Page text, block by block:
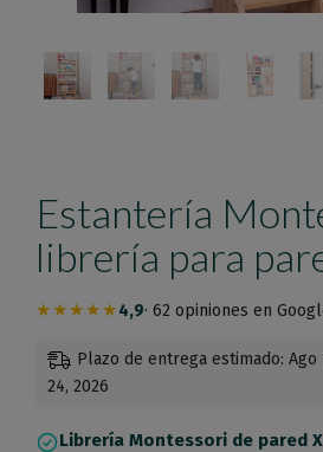
Estantería
librería para
★★★★★4,9· 62 opiniones en
Plazo de entrega estimado: Ago
24, 2026
Librería Montessori de pared